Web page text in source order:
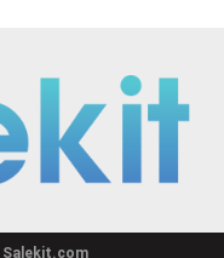
Salekit.com